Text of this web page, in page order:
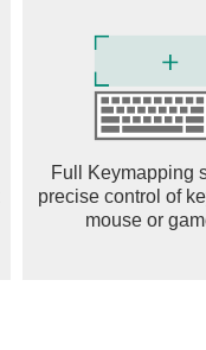
Full Keymapping
precise control of
mouse or